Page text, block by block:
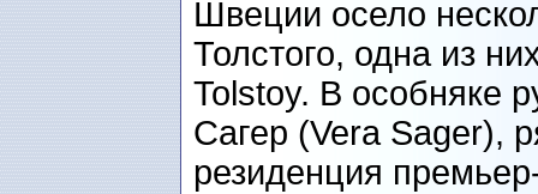
Швеции осело
Толстого, одна из
Tolstoy. В особняке
Сагер (Vera Sager),
резиденция